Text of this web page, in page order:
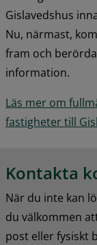
Gislavedshus
Nu, närmast,
fram och
information.
Läs mer om
fastigheter till
Kontakta
När du inte kan
du välkommen
post eller fysiskt